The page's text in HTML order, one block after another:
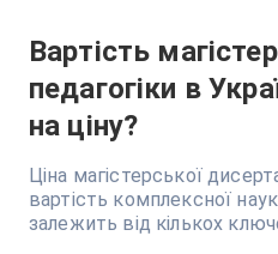
Вартість
педагогіки в
на ціну?
Ціна магістерської
вартість комплексної
залежить від кількох